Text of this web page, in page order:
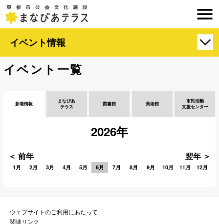
イベント情報
イベント一覧
新着情報
まなびあ
テラス
図書館 美術館
市民活動
支援センター
2026年
＜ 前年 翌年 ＞
1月 2月 3月 4月 5月 6月 7月 8月 9月 10月 11月 12月
ウェブサイトのご利用にあたって
関連リンク